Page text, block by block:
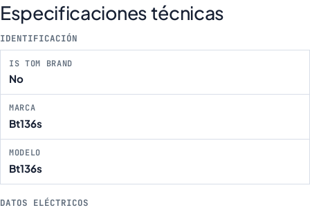
Especificaciones técnicas
IDENTIFICACIÓN
IS TOM BRAND
No
MARCA
Bt136s
MODELO
Bt136s
DATOS ELÉCTRICOS